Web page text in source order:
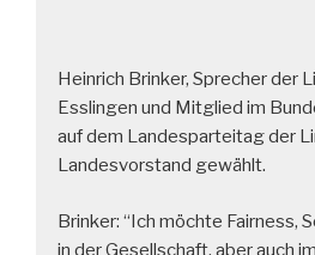
Heinrich Brinker, Sprecher der
Esslingen und Mitglied im
auf dem Landesparteitag der
Landesvorstand gewählt.
Brinker: “Ich möchte Fairness,
in der Gesellschaft, aber auch